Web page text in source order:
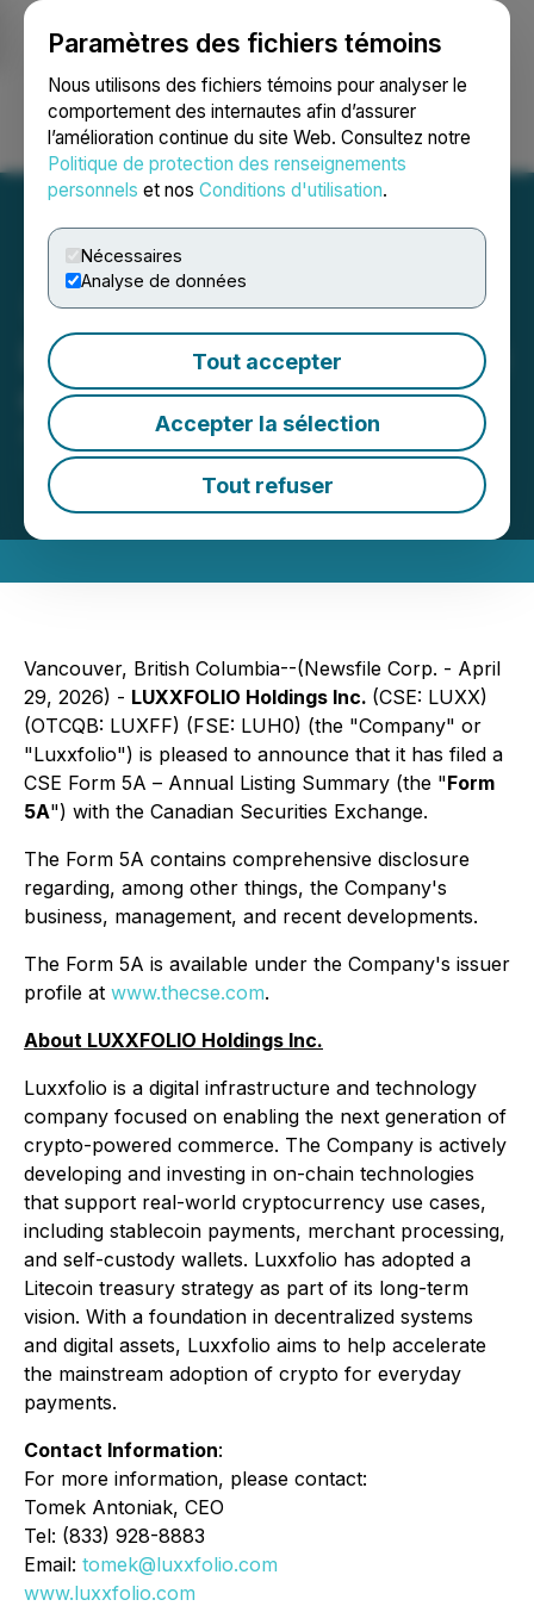
Paramètres des fichiers témoins
Nous utilisons des fichiers témoins pour analyser le
comportement des internautes afin d’assurer
l’amélioration continue du site Web. Consultez notre
Politique de protection des renseignements
personnels et nos Conditions d'utilisation.
Nécessaires
Analyse de données
Tout accepter
Accepter la sélection
Tout refuser
Ouvrir une session Recherche English
Luxxfolio Announces Filing
of CSE Form 5A
April 29, 2026 5:00 PM EDT | Source:Luxxfolio
Holdings Inc.
Vancouver, British Columbia--(Newsfile Corp. - April
29, 2026) - LUXXFOLIO Holdings Inc. (CSE: LUXX)
(OTCQB: LUXFF) (FSE: LUH0) (the "Company" or
"Luxxfolio") is pleased to announce that it has filed a
CSE Form 5A – Annual Listing Summary (the "Form
5A") with the Canadian Securities Exchange.
The Form 5A contains comprehensive disclosure
regarding, among other things, the Company's
business, management, and recent developments.
The Form 5A is available under the Company's issuer
profile at www.thecse.com.
About LUXXFOLIO Holdings Inc.
Luxxfolio is a digital infrastructure and technology
company focused on enabling the next generation of
crypto-powered commerce. The Company is actively
developing and investing in on-chain technologies
that support real-world cryptocurrency use cases,
including stablecoin payments, merchant processing,
and self-custody wallets. Luxxfolio has adopted a
Litecoin treasury strategy as part of its long-term
vision. With a foundation in decentralized systems
and digital assets, Luxxfolio aims to help accelerate
the mainstream adoption of crypto for everyday
payments.
Contact Information:
For more information, please contact:
Tomek Antoniak, CEO
Tel: (833) 928-8883
Email: tomek@luxxfolio.com
www.luxxfolio.com